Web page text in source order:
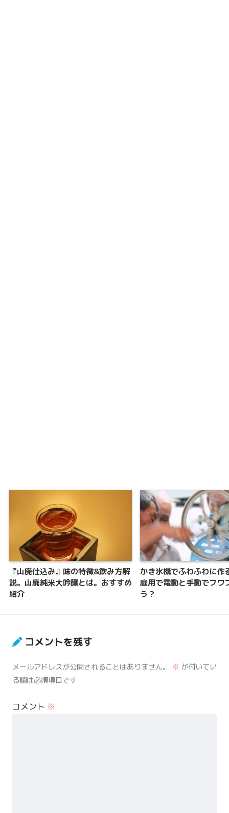
『山廃仕込み』味の特徴&飲み方解
説。山廃純米大吟醸とは。おすすめ
紹介
かき氷機でふわふわに作
庭用で電動と手動でフワ
う？
コメントを残す
メールアドレスが公開されることはありません。 ※ が付いてい
る欄は必須項目です
コメント ※